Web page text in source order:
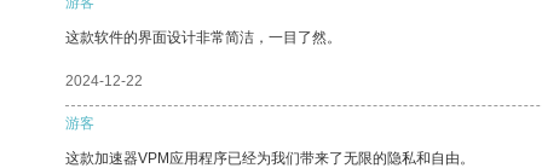
这款软件的界面设计非常简洁，一目了然。
2024-12-22
游客
这款加速器VPM应用程序已经为我们带来了无限的隐私和自由。